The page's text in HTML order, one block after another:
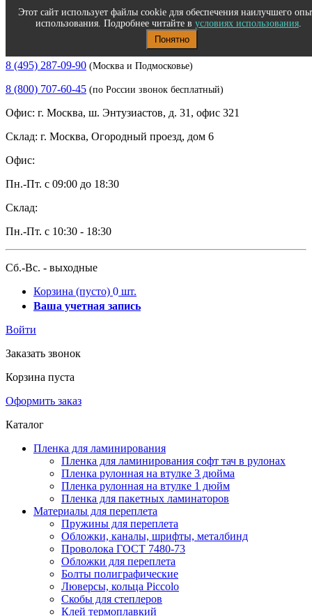
Полиграфическое и офисное оборудование
8 (495) 287-09-90 (Москва и Подмосковье)
8 (800) 707-60-45 (по России звонок бесплатный)
Офис: г. Москва, ш. Энтузиастов, д. 31, офис 321
Склад: г. Москва, Огородный проезд, дом 6
Офис:
Пн.-Пт. с 09:00 до 18:30
Склад:
Пн.-Пт. с 10:30 - 18:30
Сб.-Вс. - выходные
Корзина (пусто) 0 шт.
Ваша учетная запись
Войти
Заказать звонок
Корзина пуста
Оформить заказ
Каталог
Пленка для ламинирования
Пленка для ламинирования софт тач в рулонах
Пленка рулонная на втулке 3 дюйма
Пленка рулонная на втулке 1 дюйм
Пленка для пакетных ламинаторов
Материалы для переплета
Пружины для переплета
Обложки, каналы, шрифты, металбинд
Проволока ГОСТ 7480-73
Обложки для переплета
Болты полиграфические
Люверсы, кольца Piccolo
Скобы для степлеров
Клей термоплавкий
Этот сайт использует файлы cookie для обеспечения наилучшего
использования. Подробнее читайте в условиях использования.
Понятно